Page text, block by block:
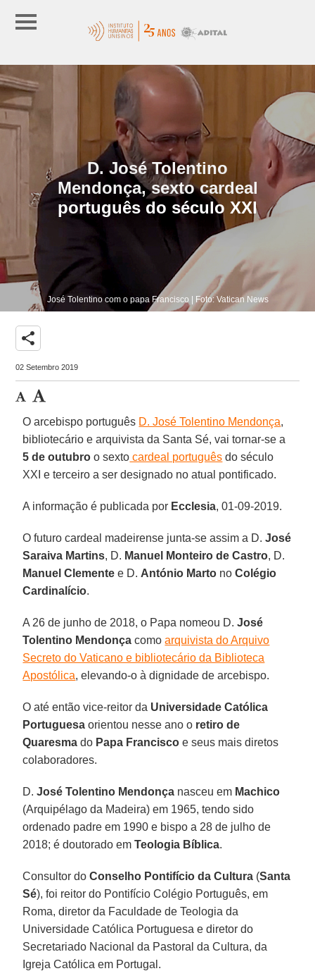
D. José Tolentino
Mendonça, sexto cardeal
português do século XXI
José Tolentino com o papa Francisco | Foto: Vatican News
share
02 Setembro 2019
O arcebispo português D. José Tolentino Mendonça,
bibliotecário e arquivista da Santa Sé, vai tornar-se a
5 de outubro o sexto cardeal português do século
XXI e terceiro a ser designado no atual pontificado.
A informação é publicada por Ecclesia, 01-09-2019.
O futuro cardeal madeirense junta-se assim a D. José
Saraiva Martins, D. Manuel Monteiro de Castro, D.
Manuel Clemente e D. António Marto noColégio
Cardinalício.
A 26 de junho de 2018, o Papa nomeou D.José
Tolentino Mendonça comoarquivista do Arquivo
Secreto do Vaticano e bibliotecário da Biblioteca
Apostólica, elevando-o à dignidade de arcebispo.
O até então vice-reitor da Universidade Católica
Portuguesa orientou nesse ano o retiro de
Quaresma do Papa Francisco e seus mais diretos
colaboradores.
D.José Tolentino Mendonça nasceu em Machico
(Arquipélago da Madeira) em 1965, tendo sido
ordenado padre em 1990 e bispo a 28 de julho de
2018; é doutorado emTeologia Bíblica.
Consultor doConselho Pontifício da Cultura (Santa
Sé), foi reitor do Pontifício Colégio Português, em
Roma, diretor da Faculdade de Teologia da
Universidade Católica Portuguesa e diretor do
Secretariado Nacional da Pastoral da Cultura, da
Igreja Católica em Portugal.